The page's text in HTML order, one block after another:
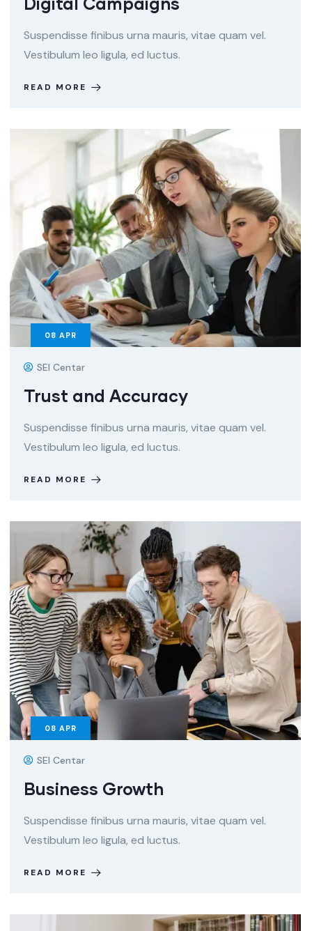
Suspendisse finibus urna mauris, vitae quam vel.
Vestibulum leo ligula, ed luctus.
READ MORE
08 APR
SEI Centar
Trust and Accuracy
Suspendisse finibus urna mauris, vitae quam vel.
Vestibulum leo ligula, ed luctus.
READ MORE
08 APR
SEI Centar
Business Growth
Suspendisse finibus urna mauris, vitae quam vel.
Vestibulum leo ligula, ed luctus.
READ MORE